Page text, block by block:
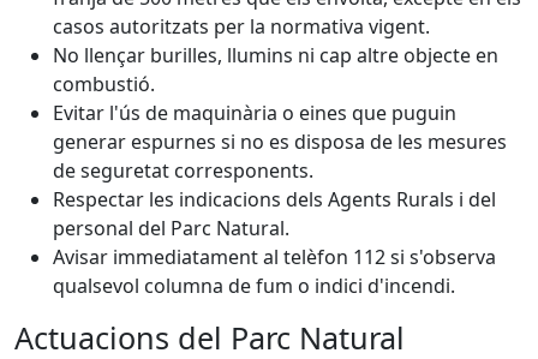
casos autoritzats per la normativa vigent.
No llençar burilles, llumins ni cap altre objecte en
combustió.
Evitar l'ús de maquinària o eines que puguin
generar espurnes si no es disposa de les mesures
de seguretat corresponents.
Respectar les indicacions dels Agents Rurals i del
personal del Parc Natural.
Avisar immediatament al telèfon 112 si s'observa
qualsevol columna de fum o indici d'incendi.
Actuacions del Parc Natural